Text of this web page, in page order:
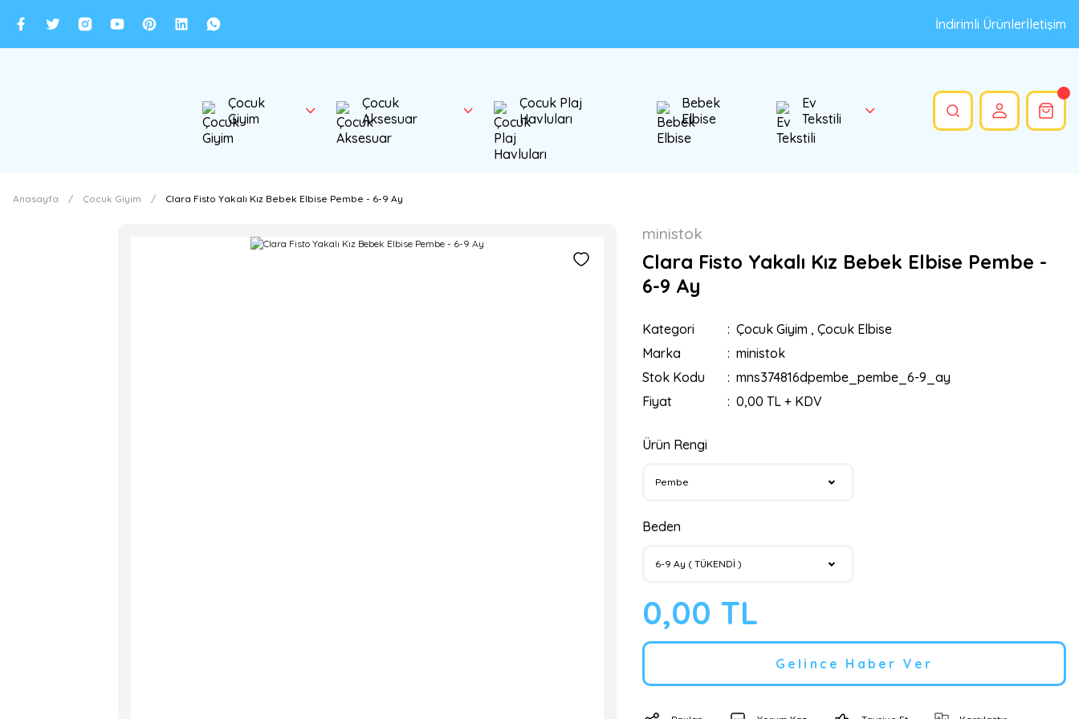
İndirimli Ürünlerİletişim
Çocuk
Giyim
Çocuk
Aksesuar
Çocuk Plaj
Havluları
Bebek
Elbise
Ev
Tekstili
Anasayfa Çocuk Giyim Clara Fisto Yakalı Kız Bebek Elbise Pembe - 6-9 Ay
ministok
Clara Fisto Yakalı Kız Bebek Elbise Pembe -
6-9 Ay
Kategori Çocuk Giyim , Çocuk Elbise
Marka
ministok
Stok Kodu
mns374816dpembe_pembe_6-9_ay
Fiyat
0,00 TL + KDV
Ürün Rengi
Beden
0,00 TL
Gelince Haber Ver